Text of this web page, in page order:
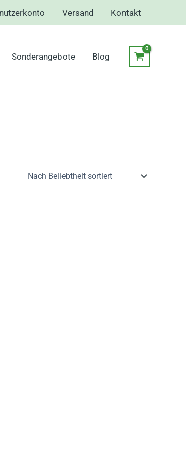
Versand Kontakt
Sonderangebote Blog